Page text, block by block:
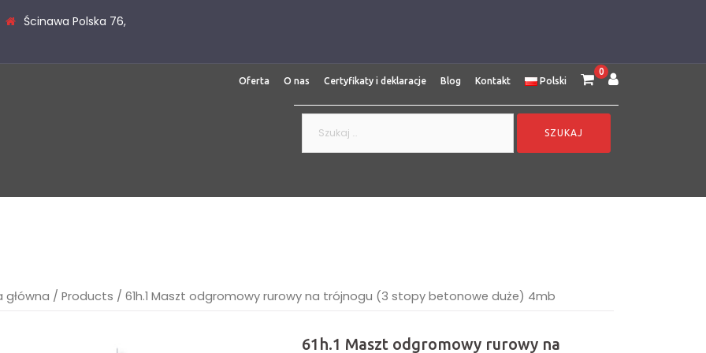
Ścinawa Polska 76,
Oferta O nas Certyfikaty i deklaracje Blog Kontakt Polski
0
główna / Products / 61h.1 Maszt odgromowy rurowy na trójnogu (3 stopy betonowe duże) 4mb
61h.1 Maszt odgromowy rurowy na